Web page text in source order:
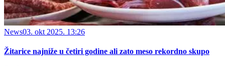
News03. okt 2025. 13:26
Žitarice najniže u četiri godine ali zato meso rekordno skupo